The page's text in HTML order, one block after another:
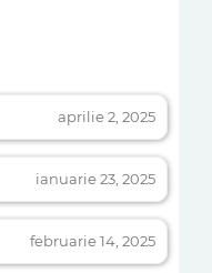
aprilie 2, 2025
ianuarie 23, 2025
februarie 14, 2025